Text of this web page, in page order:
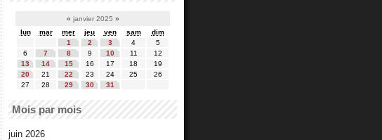
« janvier 2025 »
lun
mar mer jeu ven sam
dim
1
2 3 4
5
6
7 8 9 10 11
12
13
14 15 16 17 18
19
20
21 22 23 24 25
26
27
28 29 30 31
Mois par mois
juin 2026